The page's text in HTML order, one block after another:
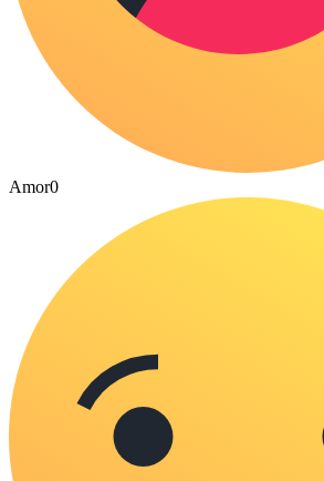
Amor0